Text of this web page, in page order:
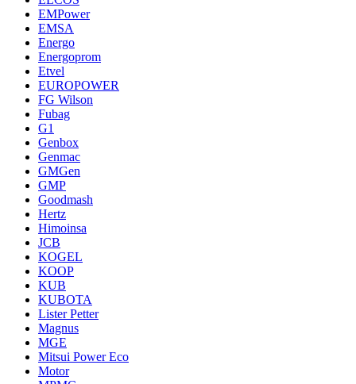
EMPower
EMSA
Energo
Energoprom
Etvel
EUROPOWER
FG Wilson
Fubag
G1
Genbox
Genmac
GMGen
GMP
Goodmash
Hertz
Himoinsa
JCB
KOGEL
KOOP
KUB
KUBOTA
Lister Petter
Magnus
MGE
Mitsui Power Eco
Motor